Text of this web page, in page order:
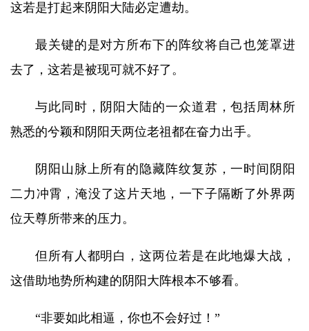
这若是打起来阴阳大陆必定遭劫。
最关键的是对方所布下的阵纹将自己也笼罩进
去了，这若是被现可就不好了。
与此同时，阴阳大陆的一众道君，包括周林所
熟悉的兮颖和阴阳天两位老祖都在奋力出手。
阴阳山脉上所有的隐藏阵纹复苏，一时间阴阳
二力冲霄，淹没了这片天地，一下子隔断了外界两
位天尊所带来的压力。
但所有人都明白，这两位若是在此地爆大战，
这借助地势所构建的阴阳大阵根本不够看。
“非要如此相逼，你也不会好过！”